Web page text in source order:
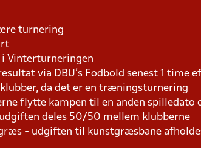
turnering
i Vinterturneringen
via DBU's Fodbold senest 1 time
da det er en træningsturnering
flytte kampen til en anden
deles 50/50 mellem klubberne
- udgiften til kunstgræsbane